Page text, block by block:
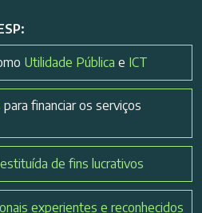
Utilidade Pública e ICT
para financiar os serviços
de fins lucrativos
experientes e reconhecidos